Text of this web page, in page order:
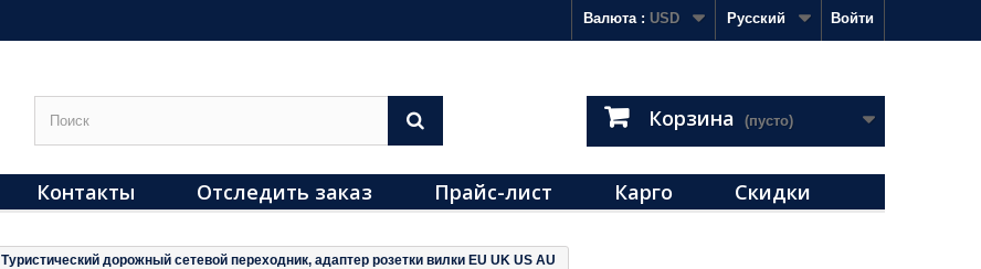
Войти
Русский
Валюта : USD
Корзина (пусто)
Контакты Отследить заказ Прайс-лист Карго Скидки
Туристический дорожный сетевой переходник, адаптер розетки вилки EU UK US AU